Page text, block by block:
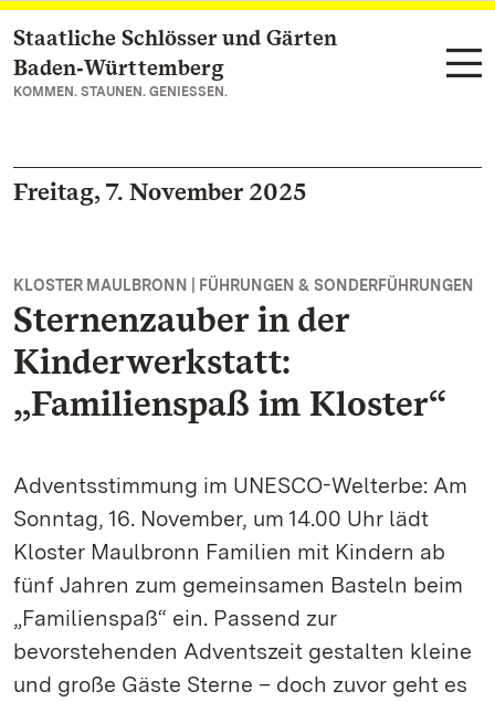
Zum Hauptinhalt springen
Staatliche Schlösser und Gärten
Baden‑Württemberg
KOMMEN. STAUNEN. GENIESSEN.
Freitag, 7. November 2025
KLOSTER MAULBRONN | FÜHRUNGEN & SONDERFÜHRUNGEN
Sternenzauber in der
Kinderwerkstatt:
„Familienspaß im Kloster“
Adventsstimmung im UNESCO-Welterbe: Am
Sonntag, 16. November, um 14.00 Uhr lädt
Kloster Maulbronn Familien mit Kindern ab
fünf Jahren zum gemeinsamen Basteln beim
„Familienspaß“ ein. Passend zur
bevorstehenden Adventszeit gestalten kleine
und große Gäste Sterne – doch zuvor geht es